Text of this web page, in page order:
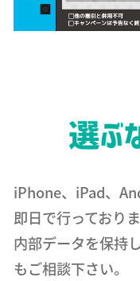
iPhone、iPad、
即日で行っておりま
内部データを保持
もご相談下さい。